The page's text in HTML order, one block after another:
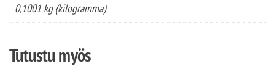
0,1001 kg (kilogramma)
Tutustu myös